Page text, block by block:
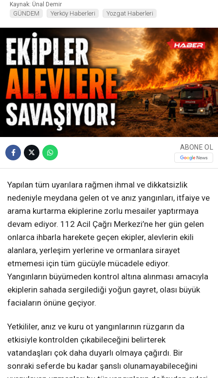
Kaynak: Ünal Demir
GÜNDEM Yerköy Haberleri Yozgat Haberleri
ABONE OL
Yapılan tüm uyarılara rağmen ihmal ve dikkatsizlik
nedeniyle meydana gelen ot ve anız yangınları, itfaiye ve
arama kurtarma ekiplerine zorlu mesailer yaptırmaya
devam ediyor. 112 Acil Çağrı Merkezi’ne her gün gelen
onlarca ihbarla harekete geçen ekipler, alevlerin ekili
alanlara, yerleşim yerlerine ve ormanlara sirayet
etmemesi için tüm gücüyle mücadele ediyor.
Yangınların büyümeden kontrol altına alınması amacıyla
ekiplerin sahada sergilediği yoğun gayret, olası büyük
faciaların önüne geçiyor.
Yetkililer, anız ve kuru ot yangınlarının rüzgarın da
etkisiyle kontrolden çıkabileceğini belirterek
vatandaşları çok daha duyarlı olmaya çağırdı. Bir
sonraki seferde bu kadar şanslı olunamayabileceğini